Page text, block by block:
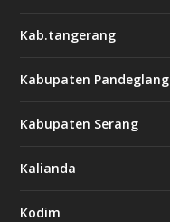
Kab.tangerang
Kabupaten Pandeglang
Kabupaten Serang
Kalianda
Kodim